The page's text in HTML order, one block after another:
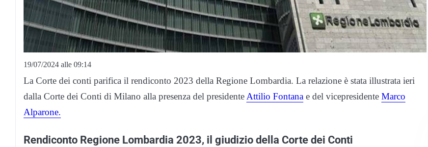
19/07/2024 alle 09:14
La Corte dei conti parifica il rendiconto 2023 della Regione Lombardia. La relazione è stata illustrata ieri
dalla Corte dei Conti di Milano alla presenza del presidenteAttilio Fontana e del vicepresidente Marco
Alparone.
Rendiconto Regione Lombardia 2023, il giudizio della Corte dei Conti